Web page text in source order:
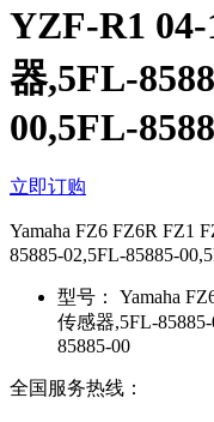
YZF-R1
器,5FL-
00,5FL-
立即订购
Yamaha FZ6 FZ6R FZ1
85885-02,5FL-85885-
型号：
Yamaha
传感器,5FL-
85885-00
全国服务热线：